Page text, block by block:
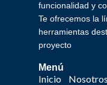
funcionalidad y
Te ofrecemos la
herramientas
proyecto
Menú
Inicio
Nosotros